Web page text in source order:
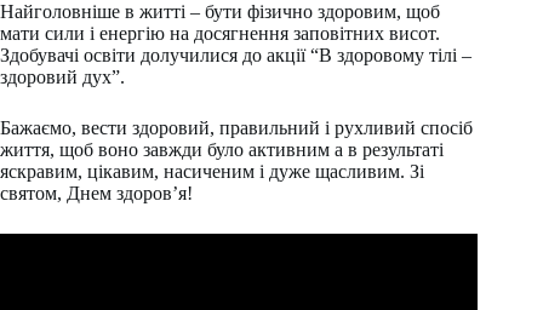
Найголовніше в житті – бути фізично здоровим, щоб
мати сили і енергію на досягнення заповітних висот.
Здобувачі освіти долучилися до акції “В здоровому тілі –
здоровий дух”.
Бажаємо, вести здоровий, правильний і рухливий спосіб
життя, щоб воно завжди було активним а в результаті
яскравим, цікавим, насиченим і дуже щасливим. Зі
святом, Днем здоров’я!